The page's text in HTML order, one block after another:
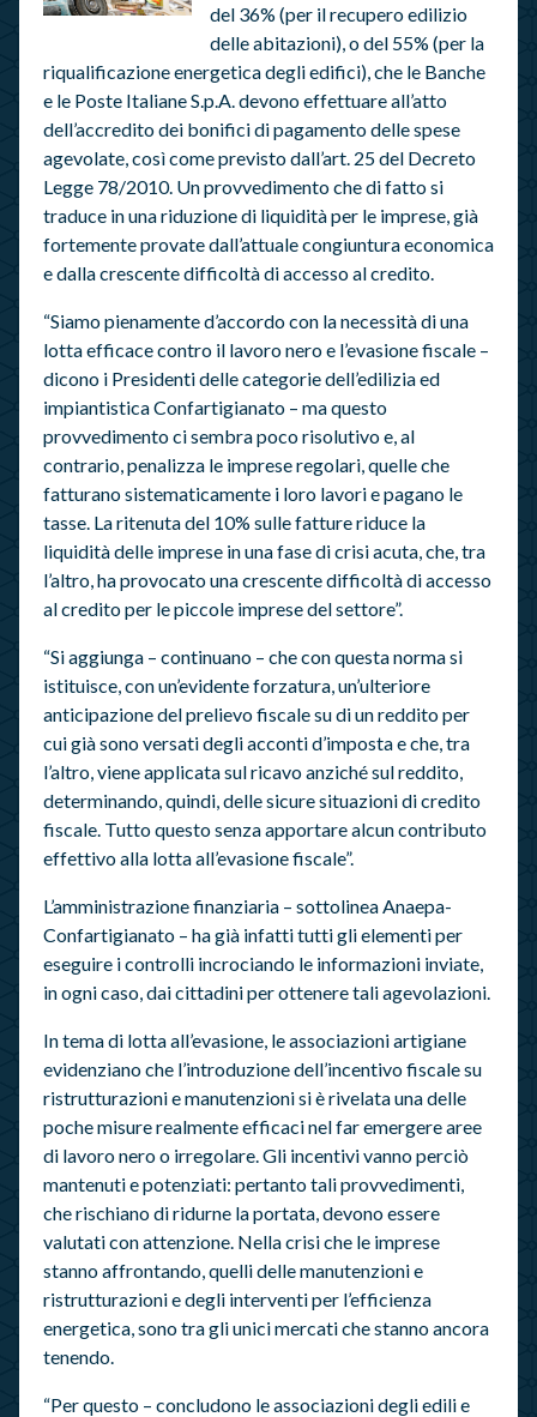
del 36% (per il recupero edilizio
delle abitazioni), o del 55% (per la
riqualificazione energetica degli edifici), che le Banche
e le Poste Italiane S.p.A. devono effettuare all’atto
dell’accredito dei bonifici di pagamento delle spese
agevolate, così come previsto dall’art. 25 del Decreto
Legge 78/2010. Un provvedimento che di fatto si
traduce in una riduzione di liquidità per le imprese, già
fortemente provate dall’attuale congiuntura economica
e dalla crescente difficoltà di accesso al credito.
“Siamo pienamente d’accordo con la necessità di una
lotta efficace contro il lavoro nero e l’evasione fiscale –
dicono i Presidenti delle categorie dell’edilizia ed
impiantistica Confartigianato – ma questo
provvedimento ci sembra poco risolutivo e, al
contrario, penalizza le imprese regolari, quelle che
fatturano sistematicamente i loro lavori e pagano le
tasse. La ritenuta del 10% sulle fatture riduce la
liquidità delle imprese in una fase di crisi acuta, che, tra
l’altro, ha provocato una crescente difficoltà di accesso
al credito per le piccole imprese del settore”.
“Si aggiunga – continuano – che con questa norma si
istituisce, con un’evidente forzatura, un’ulteriore
anticipazione del prelievo fiscale su di un reddito per
cui già sono versati degli acconti d’imposta e che, tra
l’altro, viene applicata sul ricavo anziché sul reddito,
determinando, quindi, delle sicure situazioni di credito
fiscale. Tutto questo senza apportare alcun contributo
effettivo alla lotta all’evasione fiscale”.
L’amministrazione finanziaria – sottolinea Anaepa-
Confartigianato – ha già infatti tutti gli elementi per
eseguire i controlli incrociando le informazioni inviate,
in ogni caso, dai cittadini per ottenere tali agevolazioni.
In tema di lotta all’evasione, le associazioni artigiane
evidenziano che l’introduzione dell’incentivo fiscale su
ristrutturazioni e manutenzioni si è rivelata una delle
poche misure realmente efficaci nel far emergere aree
di lavoro nero o irregolare. Gli incentivi vanno perciò
mantenuti e potenziati: pertanto tali provvedimenti,
che rischiano di ridurne la portata, devono essere
valutati con attenzione. Nella crisi che le imprese
stanno affrontando, quelli delle manutenzioni e
ristrutturazioni e degli interventi per l’efficienza
energetica, sono tra gli unici mercati che stanno ancora
tenendo.
“Per questo – concludono le associazioni degli edili e